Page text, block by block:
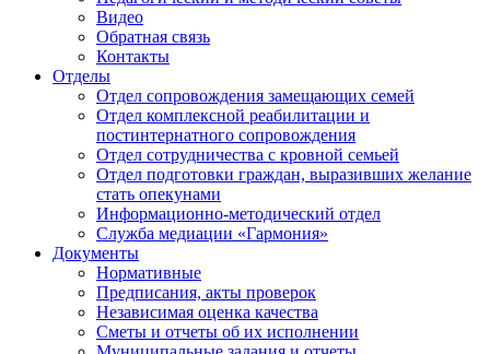
Видео
Обратная связь
Контакты
Отделы
Отдел сопровождения замещающих семей
Отдел комплексной реабилитации и
постинтернатного сопровождения
Отдел сотрудничества с кровной семьей
Отдел подготовки граждан, выразивших желание
стать опекунами
Информационно-методический отдел
Служба медиации «Гармония»
Документы
Нормативные
Предписания, акты проверок
Независимая оценка качества
Сметы и отчеты об их исполнении